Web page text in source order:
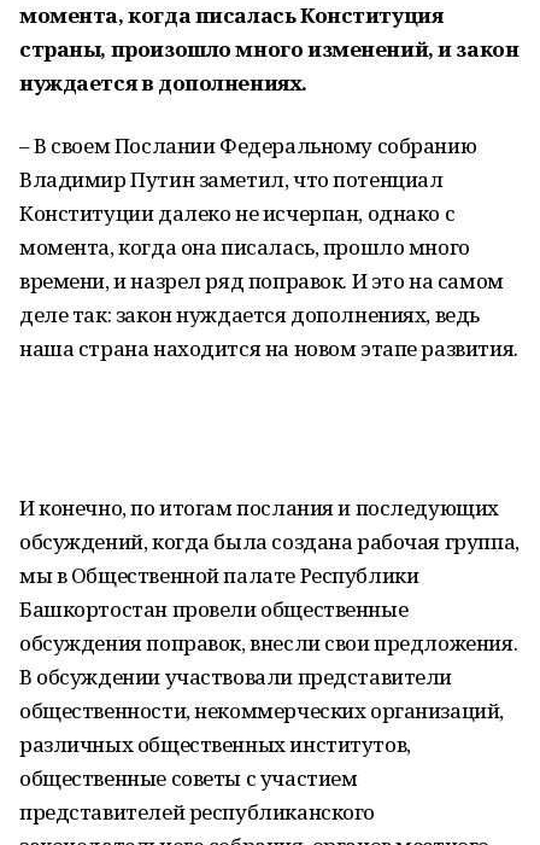
момента, когда писалась Конституция
страны, произошло много изменений, и закон
нуждается в дополнениях.
– В своем Послании Федеральному собранию
Владимир Путин заметил, что потенциал
Конституции далеко не исчерпан, однако с
момента, когда она писалась, прошло много
времени, и назрел ряд поправок. И это на самом
деле так: закон нуждается дополнениях, ведь
наша страна находится на новом этапе развития.
И конечно, по итогам послания и последующих
обсуждений, когда была создана рабочая группа,
мы в Общественной палате Республики
Башкортостан провели общественные
обсуждения поправок, внесли свои предложения.
В обсуждении участвовали представители
общественности, некоммерческих организаций,
различных общественных институтов,
общественные советы с участием
представителей республиканского